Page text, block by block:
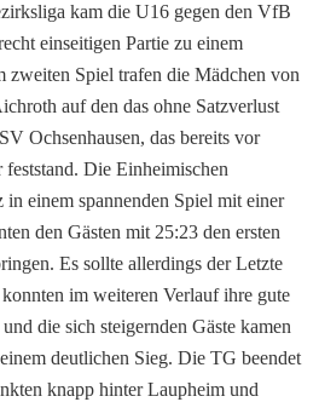
kam die U16 gegen den VfB
einseitigen Partie zu einem
zweiten Spiel trafen die Mädchen von
auf den das ohne Satzverlust
Ochsenhausen, das bereits vor
feststand. Die Einheimischen
in einem spannenden Spiel mit einer
den Gästen mit 25:23 den ersten
Es sollte allerdings der Letzte
im weiteren Verlauf ihre gute
die sich steigernden Gäste kamen
deutlichen Sieg. Die TG beendet
knapp hinter Laupheim und